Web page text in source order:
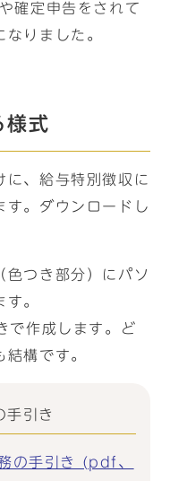
確定申告をされて
りました。
様式
に、給与特別徴収に
す。ダウンロードし
色つき部分）にパソ
。
で作成します。ど
構です。
手引き
の手引き (pdf、